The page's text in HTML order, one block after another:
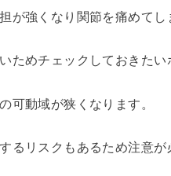
が強くなり関節を痛めてし
ためチェックしておきたい
可動域が狭くなります。
るリスクもあるため注意が